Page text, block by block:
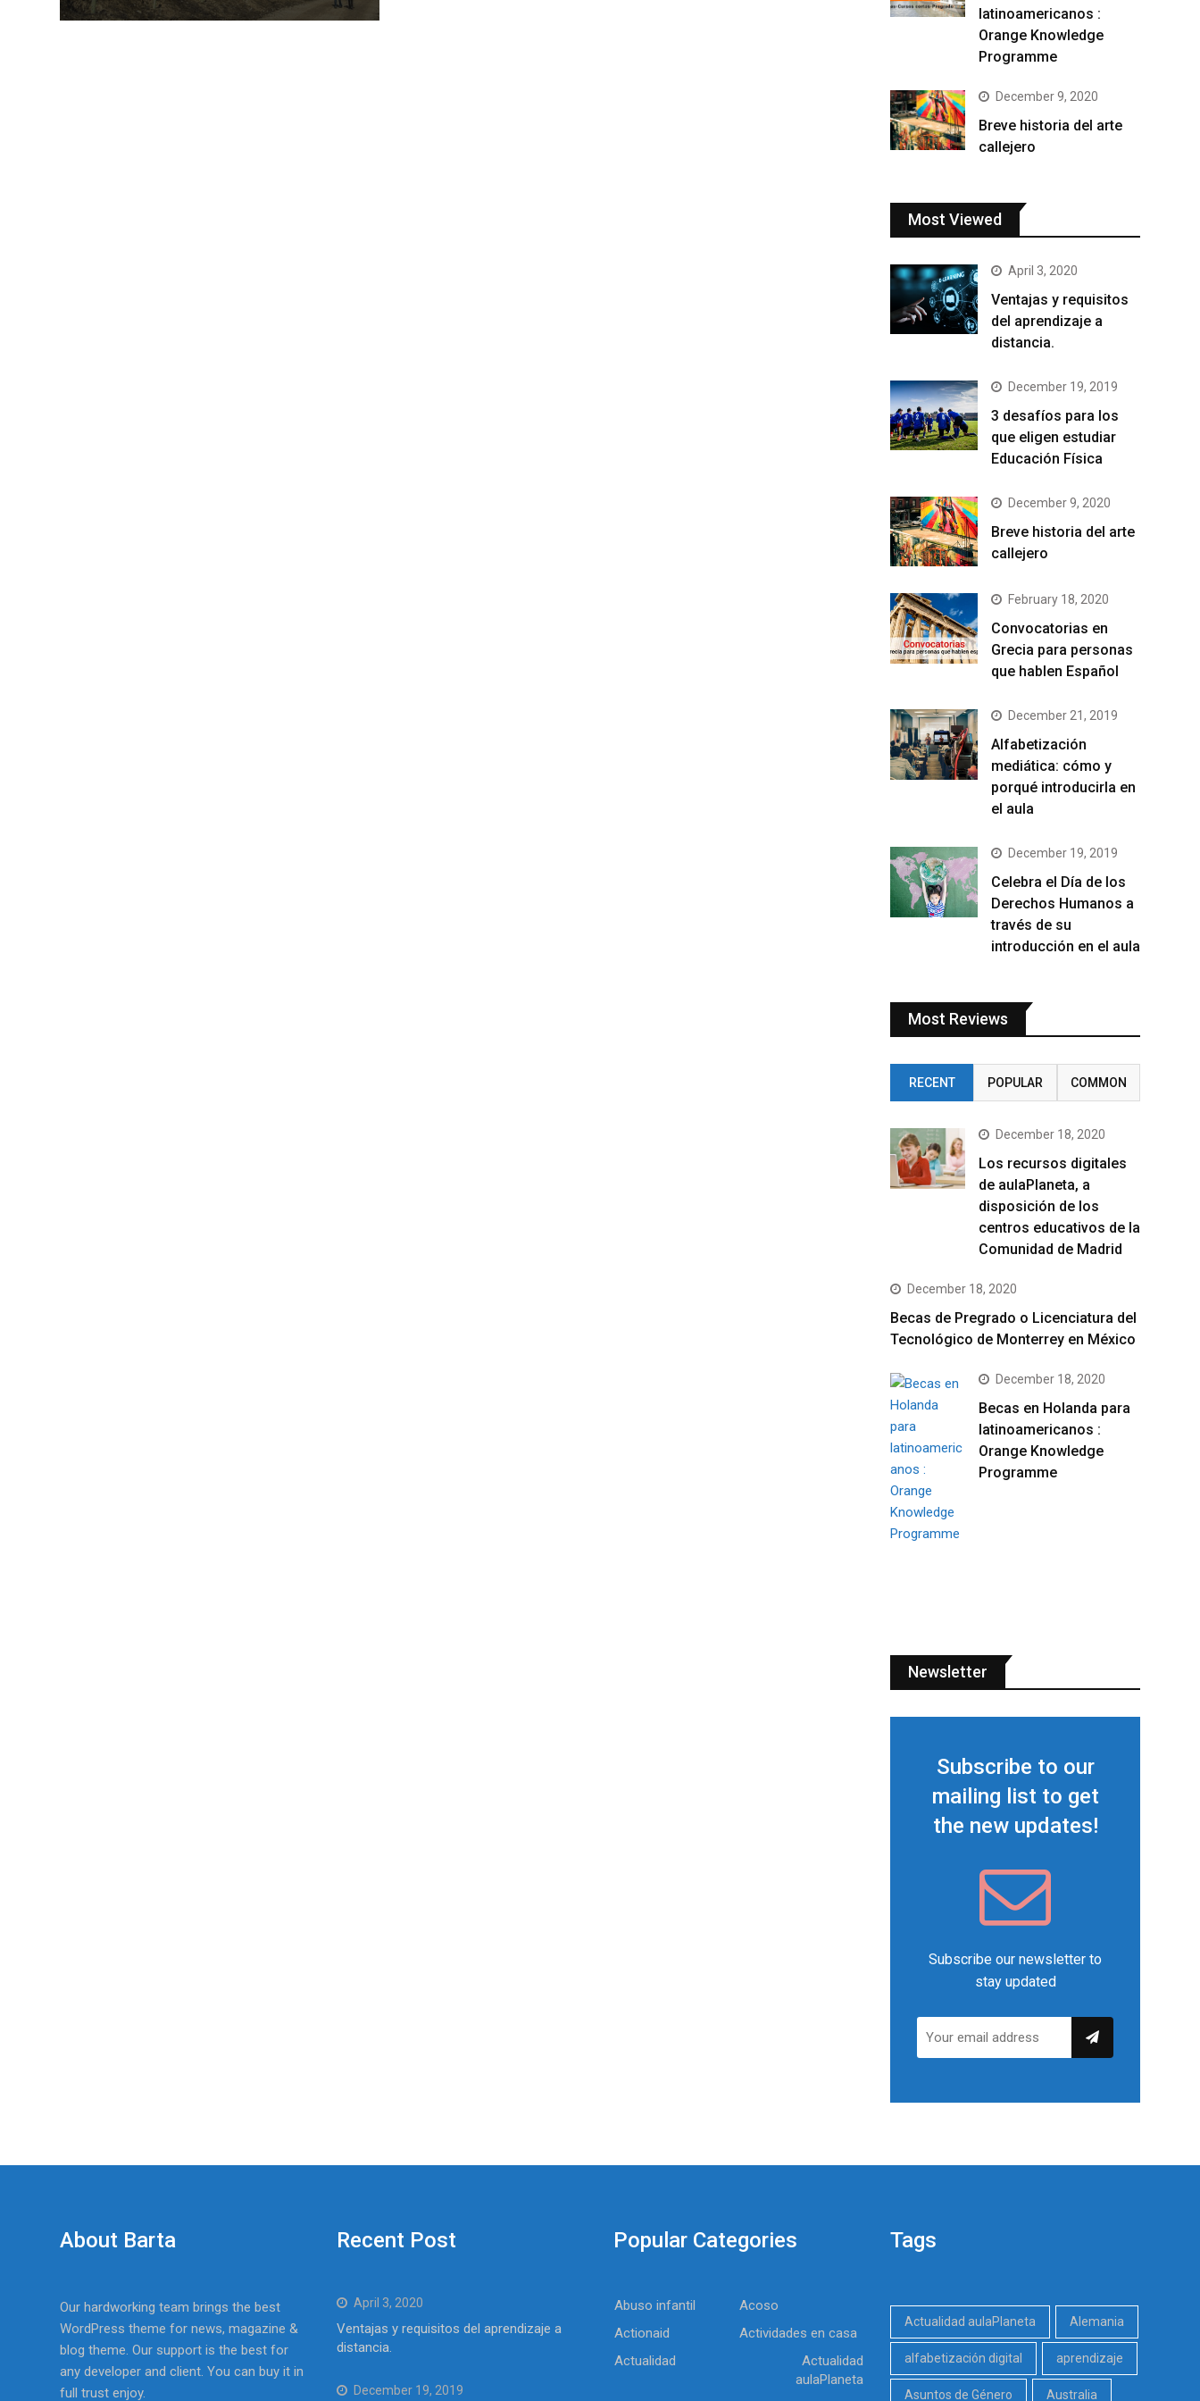
latinoamericanos :
Orange Knowledge
Programme
December 9, 2020
Breve historia del arte
callejero
Most Viewed
April 3, 2020
Ventajas y requisitos
del aprendizaje a
distancia.
December 19, 2019
3 desafíos para los
que eligen estudiar
Educación Física
December 9, 2020
Breve historia del arte
callejero
February 18, 2020
Convocatorias en
Grecia para personas
que hablen Español
December 21, 2019
Alfabetización
mediática: cómo y
porqué introducirla en
el aula
December 19, 2019
Celebra el Día de los
Derechos Humanos a
través de su
introducción en el aula
Most Reviews
RECENT POPULAR COMMON
December 18, 2020
Los recursos digitales
de aulaPlaneta, a
disposición de los
centros educativos de la
Comunidad de Madrid
December 18, 2020
Becas de Pregrado o Licenciatura del
Tecnológico de Monterrey en México
December 18, 2020
Becas en Holanda para
latinoamericanos :
Orange Knowledge
Programme
Newsletter
Subscribe to our
mailing list to get
the new updates!
Subscribe our newsletter to
stay updated
About Barta
Our hardworking team brings the best
WordPress theme for news, magazine &
blog theme. Our support is the best for
any developer and client. You can buy it in
full trust enjoy.
Recent Post
April 3, 2020
Ventajas y requisitos del aprendizaje a
distancia.
December 19, 2019
Popular Categories
Abuso infantil
Acoso
Actionaid
Actividades en casa
Actualidad
Actualidad
aulaPlaneta
Tags
Actualidad aulaPlaneta Alemania
alfabetización digital aprendizaje
Asuntos de Género Australia